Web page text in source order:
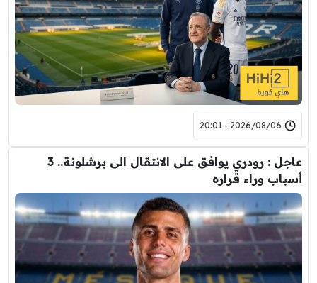
2026/08/06 - 20:01
عاجل : رودري يوافق على الانتقال الى برشلونة.. 3
أسباب وراء قراره